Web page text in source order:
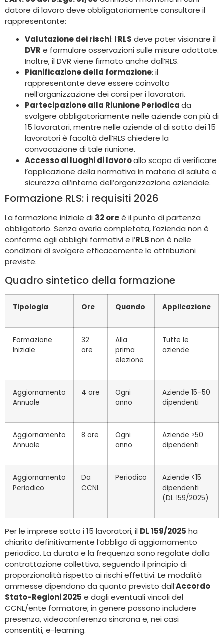
datore di lavoro deve obbligatoriamente consultare il
rappresentante:
Valutazione dei rischi: l’RLS deve poter visionare il
DVR e formulare osservazioni sulle misure adottate.
Inoltre, il DVR viene firmato anche dall’RLS.
Pianificazione della formazione: il
rappresentante deve essere coinvolto
nell’organizzazione dei corsi per i lavoratori.
Partecipazione alla Riunione Periodicada
svolgere obbligatoriamente nelle aziende con più di
15 lavoratori, mentre nelle aziende al di sotto dei 15
lavoratori è facoltà dell’RLS chiedere la
convocazione di tale riunione.
Accesso ai luoghi di lavoroallo scopo di verificare
l’applicazione della normativa in materia di salute e
sicurezza all’interno dell’organizzazione aziendale.
Formazione RLS: i requisiti 2026
La formazione iniziale di 32 oreè il punto di partenza
obbligatorio. Senza averla completata, l’azienda non è
conforme agli obblighi formativi e l’RLSnon è nelle
condizioni di svolgere efficacemente le attribuzioni
previste.
Quadro sintetico della formazione
Tipologia Ore Quando Applicazione
Formazione
Iniziale
32
ore
Alla
prima
elezione
Tutte le
aziende
Aggiornamento
Annuale
4 ore
Ogni
anno
Aziende 15–50
dipendenti
Aggiornamento
Annuale
8 ore
Ogni
anno
Aziende >50
dipendenti
Aggiornamento
Periodico
Da
CCNL
Periodico
Aziende <15
dipendenti
(DL 159/2025)
Per le imprese sotto i 15 lavoratori, il DL 159/2025 ha
chiarito definitivamente l’obbligo di aggiornamento
periodico. La durata e la frequenza sono regolate dalla
contrattazione collettiva, seguendo il principio di
proporzionalità rispetto ai rischi effettivi. Le modalità
ammesse dipendono da quanto previsto dall’Accordo
Stato-Regioni 2025 e dagli eventuali vincoli del
CCNL/ente formatore; in genere possono includere
presenza, videoconferenza sincrona e, nei casi
consentiti, e-learning.